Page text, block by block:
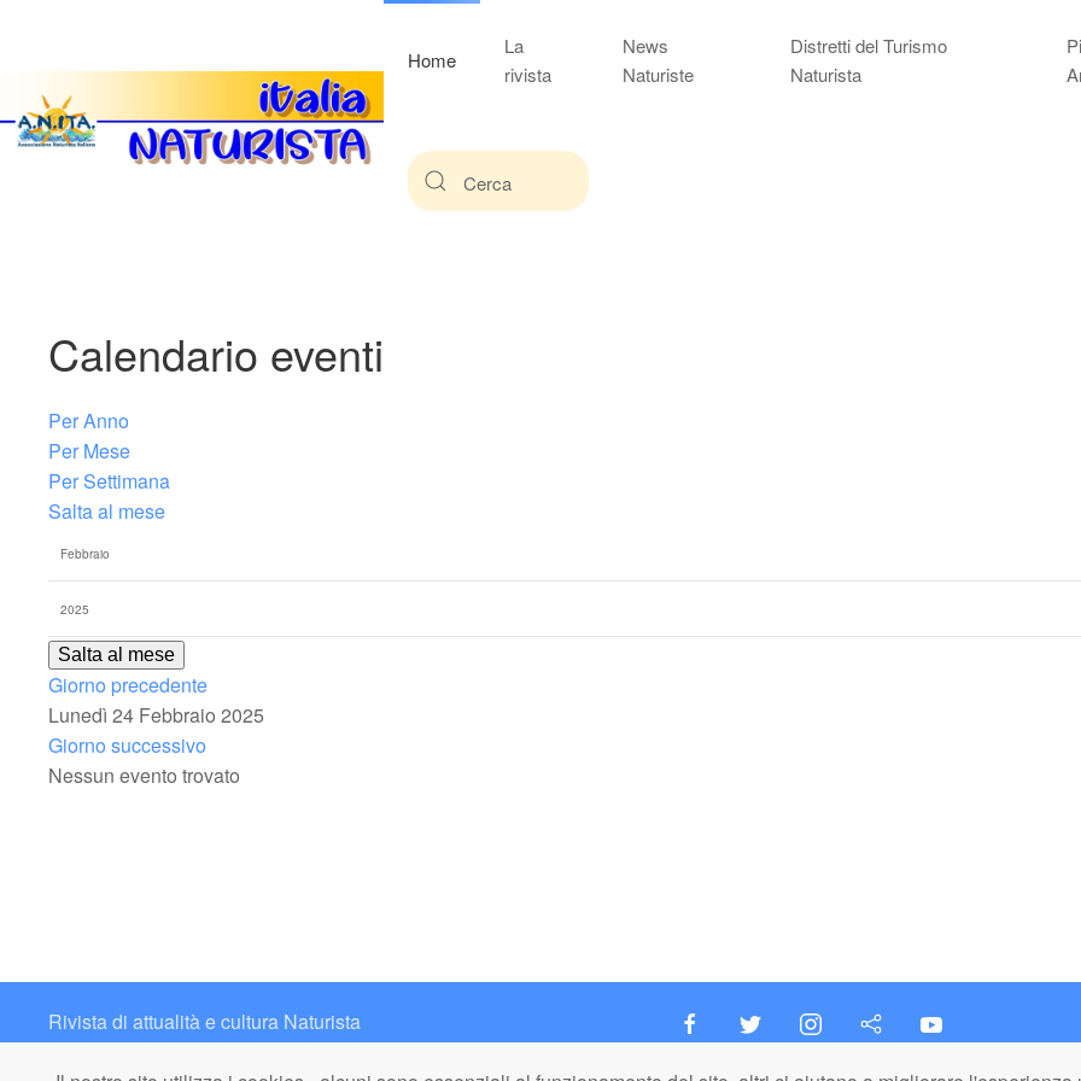
Home
La
rivista
News
Naturiste
Distretti del Turismo
Naturista
Calendario eventi
Per Anno
Per Mese
Per Settimana
Salta al mese
Salta al mese
Giorno precedente
Lunedì 24 Febbraio 2025
Giorno successivo
Nessun evento trovato
Rivista di attualità e cultura Naturista
Contatto: redazione@italianaturista.it